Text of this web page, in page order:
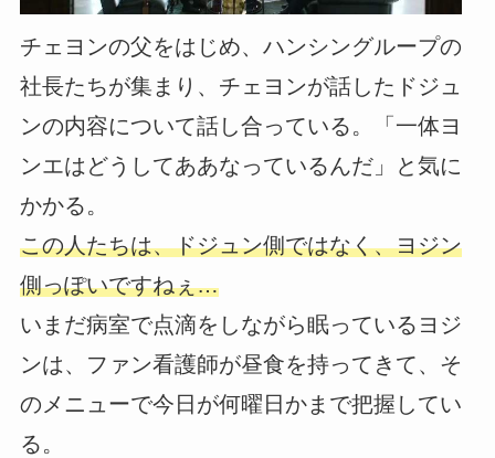
チェヨンの父をはじめ、ハンシングループの
社長たちが集まり、チェヨンが話したドジュ
ンの内容について話し合っている。「一体ヨ
ンエはどうしてああなっているんだ」と気に
かかる。
この人たちは、ドジュン側ではなく、ヨジン
側っぽいですねぇ…
いまだ病室で点滴をしながら眠っているヨジ
ンは、ファン看護師が昼食を持ってきて、そ
のメニューで今日が何曜日かまで把握してい
る。